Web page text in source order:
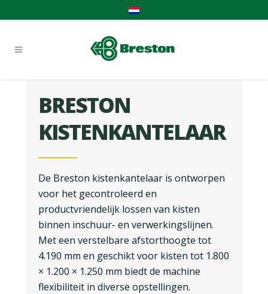
BRESTON
KISTENKANTELAAR
De Breston kistenkantelaar is ontworpen
voor het gecontroleerd en
productvriendelijk lossen van kisten
binnen inschuur- en verwerkingslijnen.
Met een verstelbare afstorthoogte tot
4.190 mm en geschikt voor kisten tot 1.800
× 1.200 × 1.250 mm biedt de machine
flexibiliteit in diverse opstellingen.